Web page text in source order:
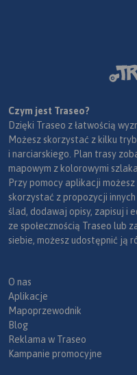
Czym jest Traseo?
Dzięki Traseo z łatwością
Możesz skorzystać z kilku
i narciarskiego. Plan trasy
mapowym z kolorowymi
Przy pomocy aplikacji
skorzystać z propozycji
ślad, dodawaj opisy, zapisuj i
ze społecznością Traseo lub
siebie, możesz udostępnić ją
O nas
Aplikacje
Mapoprzewodnik
Blog
Reklama w Traseo
Kampanie promocyjne